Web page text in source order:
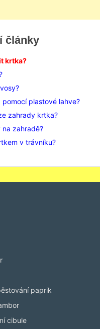
články
krtka?
plastové lahve?
zahrady krtka?
zahradě?
v trávníku?
paprik
cibule